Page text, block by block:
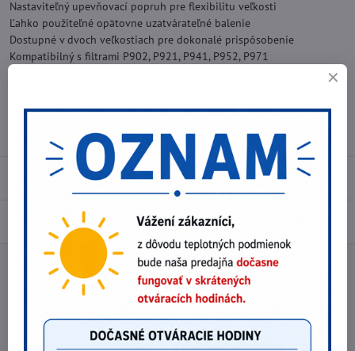
Nastaviteľný upevňovací popruh pre flexibilitu veľkosti
Ľahko použiteľné opätovne uzatvárateľné balenie
Dostupné v dvoch veľkostiach pre dokonalé prispôsobenie
Kompatibilný s filtrami P902, P921, P941, P952, P971
Recenzie
0
FacebookTwitter BlueskyPinterestReddit LinkedIn
Predchádzajúci produkt Nasledujúci produkt